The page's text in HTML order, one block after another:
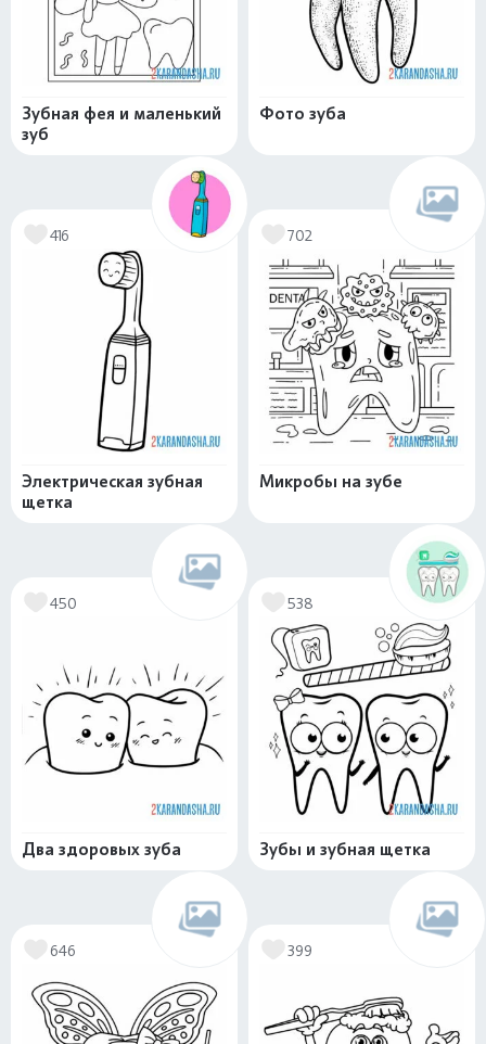
Зубная фея и маленький
зуб
Фото зуба
416
Электрическая зубная
щетка
702
Микробы на зубе
450
Два здоровых зуба
538
Зубы и зубная щетка
646 399